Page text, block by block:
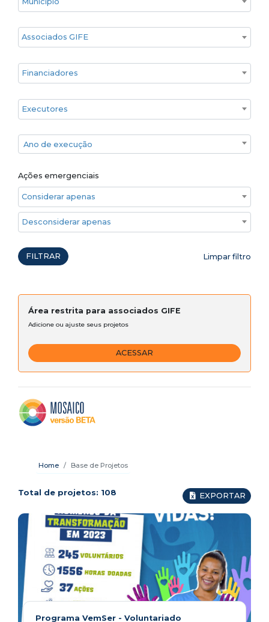
Associados GIFE
Financiadores
Executores
Ano de execução
Ano de execução
Ações emergenciais
Considerar apenas ações emergenciais
Desconsiderar apenas ações emergenciais
FILTRAR Limpar filtro
Área restrita para associados GIFE
Adicione ou ajuste seus projetos
ACESSAR
Home Base de Projetos
Total de projetos: 108 EXPORTAR
Programa VemSer - Voluntariado